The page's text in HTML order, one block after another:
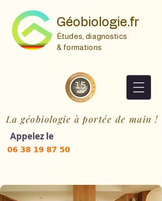
Appelez le
La géobiologie à portée de main !
Géobiologie.fr
Études, diagnostics
& formations